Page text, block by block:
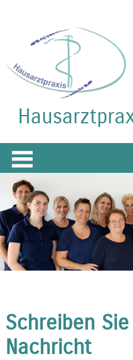
Schreiben
Nachricht